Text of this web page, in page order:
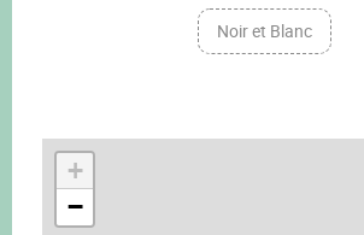
Noir et Blanc
+
−